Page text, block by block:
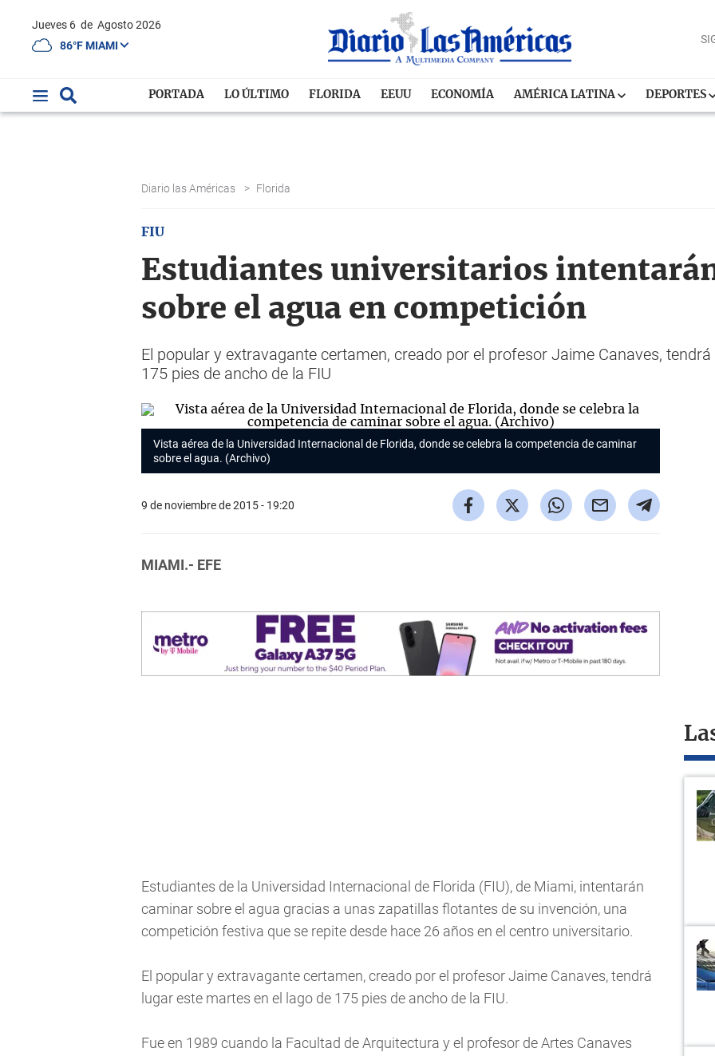
Jueves 6 de Agosto 2026
86°F MIAMI
PORTADA LO ÚLTIMO FLORIDA EEUU ECONOMÍA AMÉRICA LATINA DEPORTES
Diario las Américas > Florida
FIU
Estudiantes universitarios
sobre el agua en competición
El popular y extravagante certamen, creado por el profesor Jaime Canaves,
175 pies de ancho de la FIU
Vista aérea de la Universidad Internacional de Florida, donde se celebra la competencia de caminar
sobre el agua. (Archivo)
9 de noviembre de 2015 - 19:20
MIAMI.- EFE
Estudiantes de la Universidad Internacional de Florida (FIU), de Miami, intentarán
caminar sobre el agua gracias a unas zapatillas flotantes de su invención, una
competición festiva que se repite desde hace 26 años en el centro universitario.
El popular y extravagante certamen, creado por el profesor Jaime Canaves, tendrá
lugar este martes en el lago de 175 pies de ancho de la FIU.
Fue en 1989 cuando la Facultad de Arquitectura y el profesor de Artes Canaves